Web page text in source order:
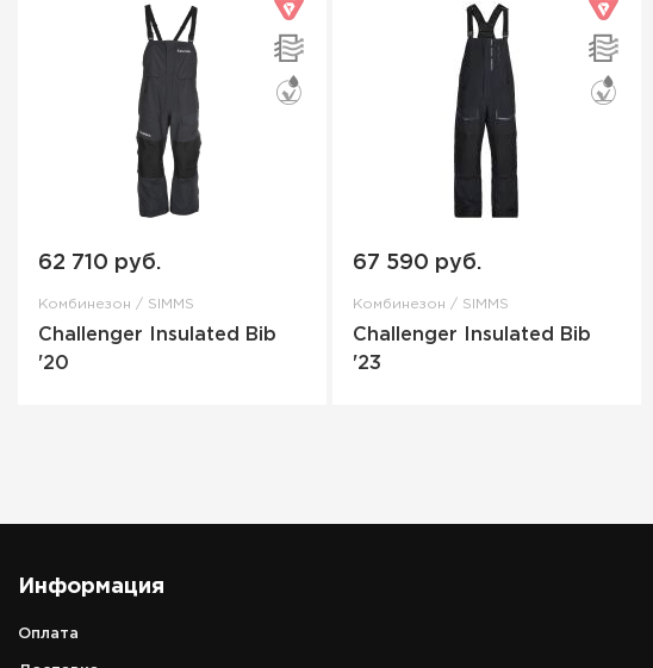
62 710 руб.
Комбинезон / SIMMS
Challenger Insulated Bib
'20
67 590 руб.
Комбинезон / SIMMS
Challenger Insulated Bib
'23
Информация
Оплата